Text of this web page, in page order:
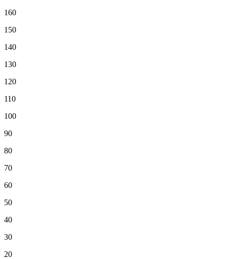
160
150
140
130
120
110
100
90
80
70
60
50
40
30
20